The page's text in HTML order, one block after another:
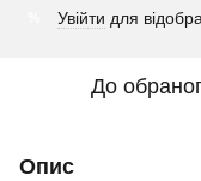
Увійти для
До
Опис